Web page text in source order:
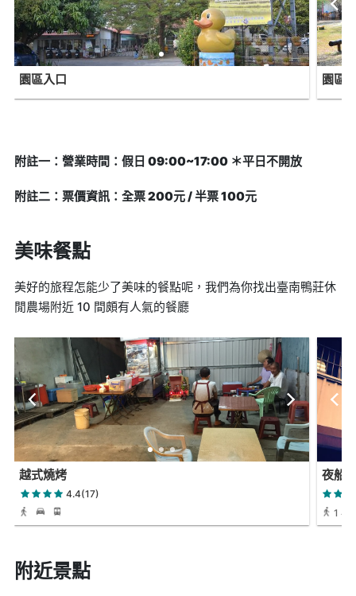
園區入口 園區
附註一：營業時間：假日 09:00~17:00 ＊平日不開放
附註二：票價資訊：全票 200元 / 半票 100元
美味餐點
美好的旅程怎能少了美味的餐點呢，我們為你找出臺南鴨莊休
閒農場附近 10 間頗有人氣的餐廳
越式燒烤
4.4(17)
夜船
1 小
附近景點